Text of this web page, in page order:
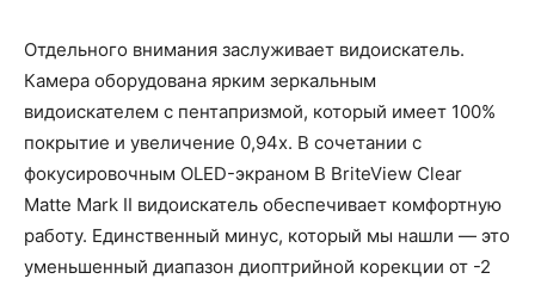
Отдельного внимания заслуживает видоискатель.
Камера оборудована ярким зеркальным
видоискателем с пентапризмой, который имеет 100%
покрытие и увеличение 0,94х. В сочетании с
фокусировочным OLED-экраном B BriteView Clear
Matte Mark II видоискатель обеспечивает комфортную
работу. Единственный минус, который мы нашли — это
уменьшенный диапазон диоптрийной корекции от -2